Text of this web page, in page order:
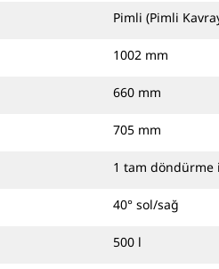
Pimli (Pimli
1002 mm
660 mm
705 mm
1 tam döndürme
40° sol/sağ
500 l